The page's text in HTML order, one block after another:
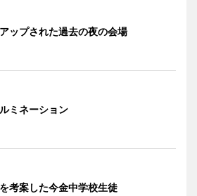
ップされた過去の夜の会場
ミネーション
考案した今金中学校生徒